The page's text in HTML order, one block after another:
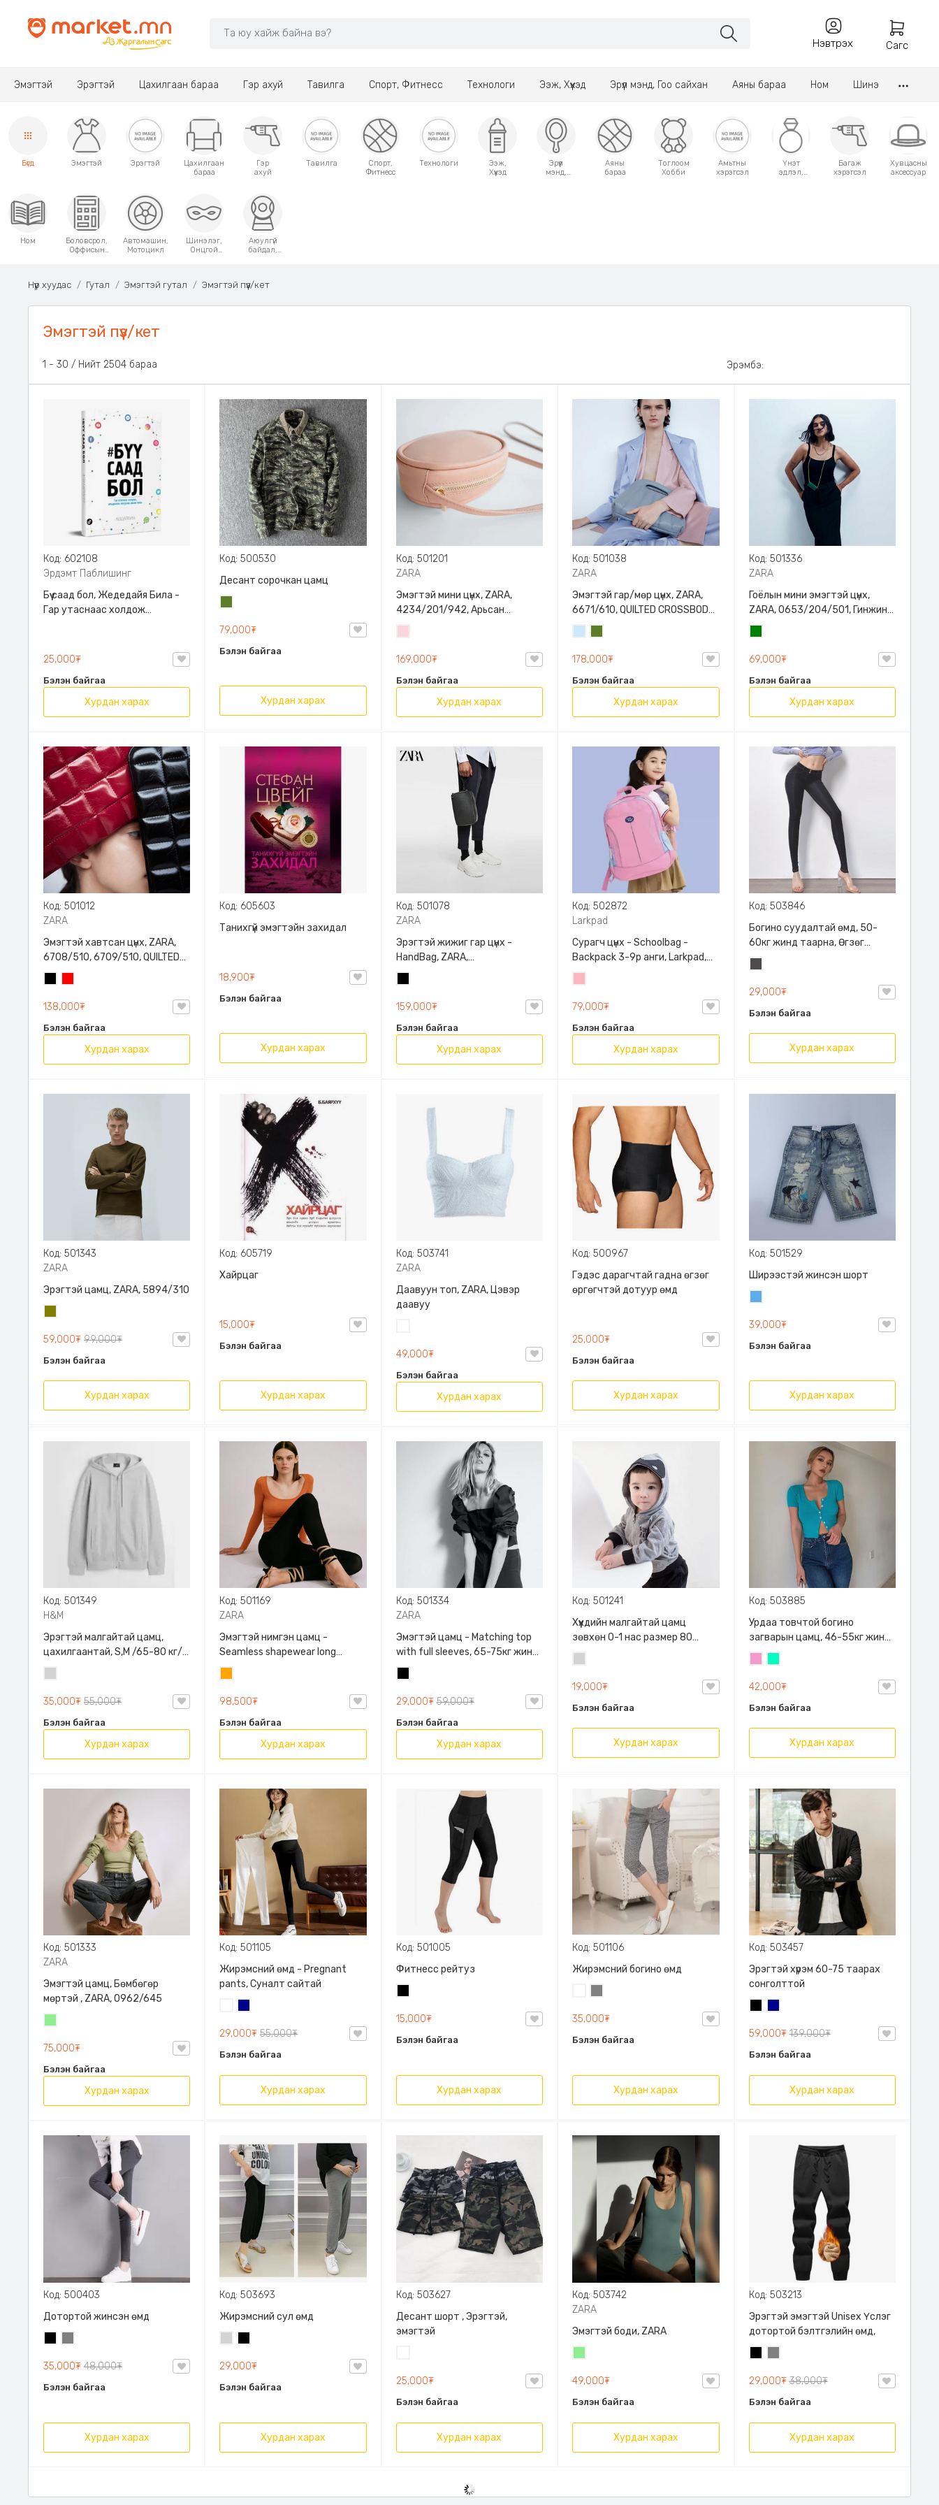
Нэвтрэх Сагс
Эмэгтэй Эрэгтэй Цахилгаан бараа Гэр ахуй Тавилга Спорт, Фитнесс Технологи Ээж, Хүүхэд Эрүүл мэнд, Гоо сайхан Аяны бараа Ном Шинэ
Бүгд Эмэгтэй Эрэгтэй
Цахилгаан
бараа
Гэр
ахуй
Тавилга
Спорт,
Фитнесс
Технологи
Ээж,
Хүүхэд
Эрүүл
мэнд,
Аяны
бараа
Тоглоом
Хобби
Амьтны
хэрэгсэл
Үнэт
эдлэл,
Багаж
хэрэгсэл
Хувцасны
аксессуар
Ном
Боловсрол,
Оффисын
Автомашин,
Мотоцикл
Шинэлэг,
Онцгой
Аюулгүй
байдал,
Нүүр хуудас Гутал Эмэгтэй гутал Эмэгтэй пүүз/кет
Эмэгтэй пүүз/кет
31 - 60 / Нийт 2504 бараа Эрэмбэ:
Код: 602108
Эрдэмт Паблишинг
Бүү саад бол, Жедедайя Била -
Гар утаснаас холдож
9789919235192
25,000₮
Бэлэн байгаа
Хурдан харах
Код: 500530
Десант сорочкан цамц
79,000₮
Бэлэн байгаа
Хурдан харах
Код: 501201
ZARA
Эмэгтэй мини цүнх, ZARA,
4234/201/942, Арьсан
материалтай, LIMITED EDITION
OVAL LEATHER HANDBAG TRF
169,000₮
Бэлэн байгаа
Хурдан харах
Код: 501038
ZARA
Эмэгтэй гар/мөр цүнх, ZARA,
6671/610, QUILTED CROSSBODY
BAG WITH HANDLE
178,000₮
Бэлэн байгаа
Хурдан харах
Код: 501336
ZARA
Гоёлын мини эмэгтэй цүнх,
ZARA, 0653/204/501, Гинжин
оосортой, Дотроо тольтой
69,000₮
Бэлэн байгаа
Хурдан харах
Код: 501012
ZARA
Эмэгтэй хавтсан цүнх, ZARA,
6708/510, 6709/510, QUILTED
CLUTCH BAGDETAILS, Лакан,
Гинжин оосортой
138,000₮
Бэлэн байгаа
Хурдан харах
Код: 605603
Танихгүй эмэгтэйн захидал
18,900₮
Бэлэн байгаа
Хурдан харах
Код: 501078
ZARA
Эрэгтэй жижиг гар цүнх -
HandBag, ZARA,
3720/005/040, PU арьс
159,000₮
Бэлэн байгаа
Хурдан харах
Код: 502872
Larkpad
Сурагч цүнх - Schoolbag -
Backpack 3-9р анги, Larkpad,
9009-10128, Цацруулагчтай,
Олон тасалгаатай
79,000₮
Бэлэн байгаа
Хурдан харах
Код: 503846
Богино суудалтай өмд, 50-
60кг жинд таарна, Өгзөг
өргөгчтэй
29,000₮
Бэлэн байгаа
Хурдан харах
Код: 501343
ZARA
Эрэгтэй цамц, ZARA, 5894/310
59,000₮ 99,000₮
Бэлэн байгаа
Хурдан харах
Код: 605719
Хайрцаг
15,000₮
Бэлэн байгаа
Хурдан харах
Код: 503741
ZARA
Даавуун топ, ZARA, Цэвэр
даавуу
49,000₮
Бэлэн байгаа
Хурдан харах
Код: 500967
Гэдэс дарагчтай гадна өгзөг
өргөгчтэй дотуур өмд
25,000₮
Бэлэн байгаа
Хурдан харах
Код: 501529
Ширээстэй жинсэн шорт
39,000₮
Бэлэн байгаа
Хурдан харах
Код: 501349
H&M
Эрэгтэй малгайтай цамц,
цахилгаантай, S,M /65-80 кг/,
H&M, 0852614006, Даавуу
35,000₮ 55,000₮
Бэлэн байгаа
Хурдан харах
Код: 501169
ZARA
Эмэгтэй нимгэн цамц -
Seamless shapewear long
sleeve t-shirt, 40-60кг жинд
таарна, ZARA, 8779/458/615,
Урт ханцуйтай
98,500₮
Бэлэн байгаа
Хурдан харах
Код: 501334
ZARA
Эмэгтэй цамц - Matching top
with full sleeves, 65-75кг жинд
таарна, ZARA, 0962/642/800,
Задгай энгэртэй, Урт
ханцуйтай, Богино
29,000₮ 59,000₮
Бэлэн байгаа
Хурдан харах
Код: 501241
Хүүхдийн малгайтай цамц
зөвхөн 0-1 нас размер 80
сонголттой
19,000₮
Бэлэн байгаа
Хурдан харах
Код: 503885
Урдаа товчтой богино
загварын цамц, 46-55кг жинд
таарна
42,000₮
Бэлэн байгаа
Хурдан харах
Код: 501333
ZARA
Эмэгтэй цамц, Бөмбөгөр
мөртэй , ZARA, 0962/645
75,000₮
Бэлэн байгаа
Хурдан харах
Код: 501105
Жирэмсний өмд - Pregnant
pants, Суналт сайтай
29,000₮55,000₮
Бэлэн байгаа
Хурдан харах
Код: 501005
Фитнесс рейтуз
15,000₮
Бэлэн байгаа
Хурдан харах
Код: 501106
Жирэмсний богино өмд
35,000₮
Бэлэн байгаа
Хурдан харах
Код: 503457
Эрэгтэй хүрэм 60-75 таарах
сонголттой
59,000₮139,000₮
Бэлэн байгаа
Хурдан харах
Код: 500403
Дотортой жинсэн өмд
35,000₮ 48,000₮
Бэлэн байгаа
Хурдан харах
Код: 503693
Жирэмсний сул өмд
29,000₮
Бэлэн байгаа
Хурдан харах
Код: 503627
Десант шорт , Эрэгтэй,
эмэгтэй
25,000₮
Бэлэн байгаа
Хурдан харах
Код: 503742
ZARA
Эмэгтэй боди, ZARA
49,000₮
Бэлэн байгаа
Хурдан харах
Код: 503213
Эрэгтэй эмэгтэй Unisex Үслэг
дотортой бэлтгэлийн өмд,
29,000₮38,000₮
Бэлэн байгаа
Хурдан харах